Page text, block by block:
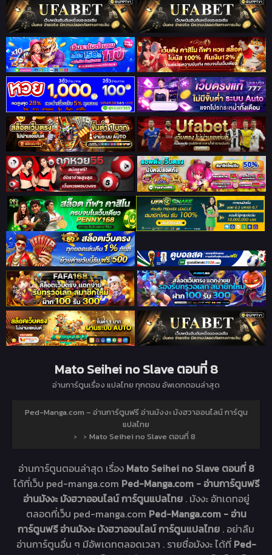
Mato Seihei no Slave ตอนที่ 8
อ่านการ์ตูนเรื่อง แปลไทย ทุกตอน อัพเดทตอนล่าสุด
Ped-Manga.com – อ่านการ์ตูนฟรี อ่านมังงะ มังฮวาออนไลน์ การ์ตูน
แปลไทย
›
› Mato Seihei no Slave ตอนที่ 8
อ่านการ์ตูนตอนล่าสุด เรื่อง Mato Seihei no Slave ตอนที่ 8
ได้ที่เว็บ ped-manga.com Ped-Manga.com - อ่านการ์ตูนฟรี
อ่านมังงะ มังฮวาออนไลน์ การ์ตูนแปลไทย . มังงะ อัทเดทอยู่
ตลอดที่เว็บ ped-manga.com Ped-Manga.com - อ่าน
การ์ตูนฟรี อ่านมังงะ มังฮวาออนไลน์ การ์ตูนแปลไทย . อย่าลืม
อ่านการ์ตูนอื่น ๆ มีอัพเดทตลอดเวลา . รายชื่อมังงะ ได้ที่ Ped-